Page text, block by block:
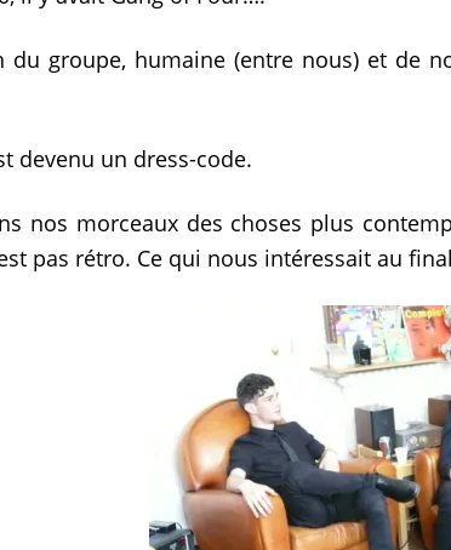
du groupe, humaine (entre nous) et de
devenu un dress-code.
nos morceaux des choses plus
pas rétro. Ce qui nous intéressait au